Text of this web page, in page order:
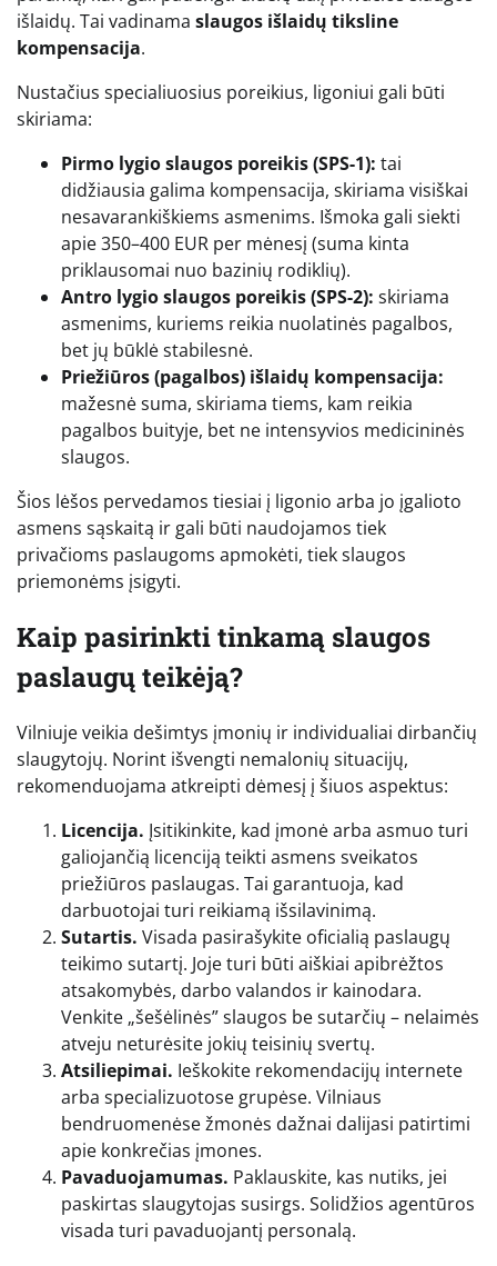
išlaidų. Tai vadinama slaugos išlaidų tiksline
kompensacija.
Nustačius specialiuosius poreikius, ligoniui gali būti
skiriama:
Pirmo lygio slaugos poreikis (SPS-1): tai
didžiausia galima kompensacija, skiriama visiškai
nesavarankiškiems asmenims. Išmoka gali siekti
apie 350–400 EUR per mėnesį (suma kinta
priklausomai nuo bazinių rodiklių).
Antro lygio slaugos poreikis (SPS-2): skiriama
asmenims, kuriems reikia nuolatinės pagalbos,
bet jų būklė stabilesnė.
Priežiūros (pagalbos) išlaidų kompensacija:
mažesnė suma, skiriama tiems, kam reikia
pagalbos buityje, bet ne intensyvios medicininės
slaugos.
Šios lėšos pervedamos tiesiai į ligonio arba jo įgalioto
asmens sąskaitą ir gali būti naudojamos tiek
privačioms paslaugoms apmokėti, tiek slaugos
priemonėms įsigyti.
Kaip pasirinkti tinkamą slaugos
paslaugų teikėją?
Vilniuje veikia dešimtys įmonių ir individualiai dirbančių
slaugytojų. Norint išvengti nemalonių situacijų,
rekomenduojama atkreipti dėmesį į šiuos aspektus:
Licencija. Įsitikinkite, kad įmonė arba asmuo turi
galiojančią licenciją teikti asmens sveikatos
priežiūros paslaugas. Tai garantuoja, kad
darbuotojai turi reikiamą išsilavinimą.
Sutartis. Visada pasirašykite oficialią paslaugų
teikimo sutartį. Joje turi būti aiškiai apibrėžtos
atsakomybės, darbo valandos ir kainodara.
Venkite „šešėlinės” slaugos be sutarčių – nelaimės
atveju neturėsite jokių teisinių svertų.
Atsiliepimai. Ieškokite rekomendacijų internete
arba specializuotose grupėse. Vilniaus
bendruomenėse žmonės dažnai dalijasi patirtimi
apie konkrečias įmones.
Pavaduojamumas. Paklauskite, kas nutiks, jei
paskirtas slaugytojas susirgs. Solidžios agentūros
visada turi pavaduojantį personalą.